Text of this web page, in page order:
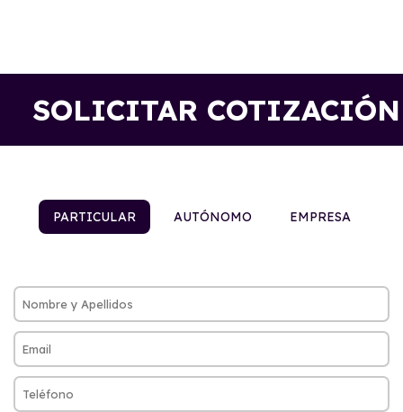
SOLICITAR COTIZACIÓN
PARTICULAR AUTÓNOMO EMPRESA